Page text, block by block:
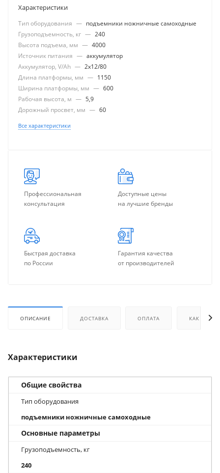
Характеристики
Тип оборудования — подъемники ножничные самоходные
Грузоподъемность, кг — 240
Высота подъема, мм — 4000
Источник питания — аккумулятор
Аккумулятор, V/Ah — 2x12/80
Длина платформы, мм — 1150
Ширина платформы, мм — 600
Рабочая высота, м — 5,9
Дорожный просвет, мм — 60
Все характеристики
Профессиональная
консультация
Доступные цены
на лучшие бренды
Быстрая доставка
по России
Гарантия качества
от производителей
ОПИСАНИЕ ДОСТАВКА ОПЛАТА КАК
Характеристики
Общие свойства
Тип оборудования
подъемники ножничные самоходные
Основные параметры
Грузоподъемность, кг
240